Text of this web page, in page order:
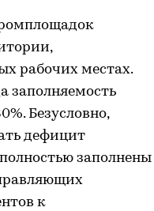
рабочих местах.
заполняемость
Безусловно,
дефицит
заполнены
к